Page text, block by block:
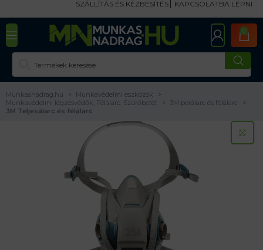
SZÁLLÍTÁS ÉS KÉZBESÍTÉS KAPCSOLATBA LÉPNI
0
Munkasnadrag.hu
Munkavédelmi eszközök
Munkavédelmi légzésvédők, Félálarc, Szűrőbetét
3M porálarc és félálarc
3M Teljesálarc és félálarc